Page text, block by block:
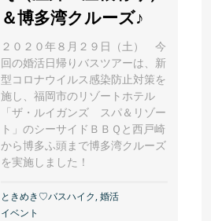
＆博多湾クルーズ♪
２０２０年８月２９日（土） 今
回の婚活日帰りバスツアーは、新
型コロナウイルス感染防止対策を
施し、福岡市のリゾートホテル
「ザ・ルイガンズ スパ＆リゾー
ト」のシーサイドＢＢＱと西戸崎
から博多ふ頭まで博多湾クルーズ
を実施しました！
ときめき♡バスハイク,婚活
イベント